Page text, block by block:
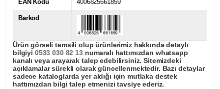
EAN Kodu 4006825661859
Barkod
Ürün görseli temsili olup ürünlerimiz hakkında detaylı
bilgiyi 0533 030 82 13numaralı hattımızdan whatsapp
kanalı veya arayarak talep edebilirsiniz. Sitemizdeki
açıklamalar sürekli olarak güncellenmektedir. Bazı detaylar
sadece kataloglarda yer aldığı için mutlaka destek
hattımızdan bilgi talep etmenizi tavsiye ederiz.